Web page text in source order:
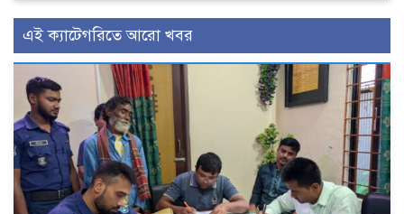
এই ক্যাটেগরিতে আরো খবর